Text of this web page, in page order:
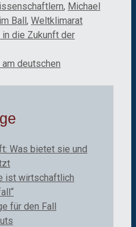
, Michael
Ball , Weltklimarat
in die Zukunft der
deutschen
Was bietet sie und
ist wirtschaftlich
für den Fall